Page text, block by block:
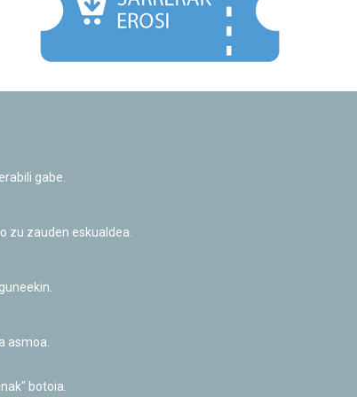
Informazio publikoa eskatzeko baimena
gabe.
zu zauden eskualdea.
asmoa.
botoia.